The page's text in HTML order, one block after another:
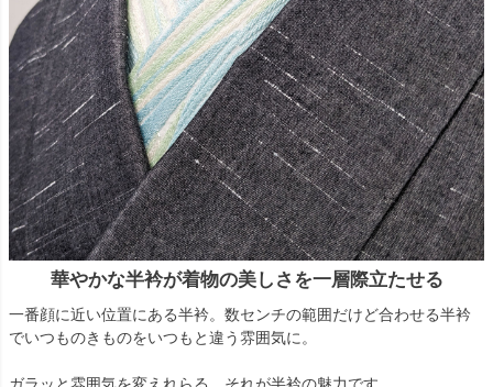
華やかな半衿が着物の美しさを一層際立たせる
一番顔に近い位置にある半衿。数センチの範囲だけど合わせる半衿
でいつものきものをいつもと違う雰囲気に。
ガラッと雰囲気を変えれらる、それが半衿の魅力です。